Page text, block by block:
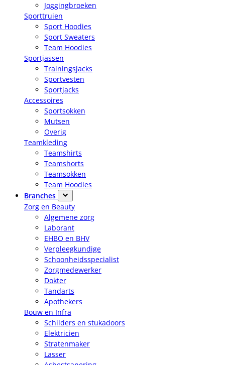
Joggingbroeken
Sporttruien
Sport Hoodies
Sport Sweaters
Team Hoodies
Sportjassen
Trainingsjacks
Sportvesten
Sportjacks
Accessoires
Sportsokken
Mutsen
Overig
Teamkleding
Teamshirts
Teamshorts
Teamsokken
Team Hoodies
Branches
Zorg en Beauty
Algemene zorg
Laborant
EHBO en BHV
Verpleegkundige
Schoonheidsspecialist
Zorgmedewerker
Dokter
Tandarts
Apothekers
Bouw en Infra
Schilders en stukadoors
Elektricien
Stratenmaker
Lasser